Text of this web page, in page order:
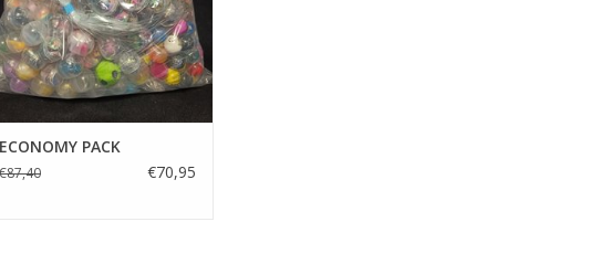
ECONOMY PACK
€87,40 €70,95